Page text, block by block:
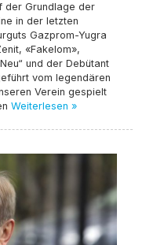
der Grundlage der
in der letzten
Gazprom-Yugra
«Fakelom»,
und der Debütant
vom legendären
Verein gespielt
Weiterlesen »